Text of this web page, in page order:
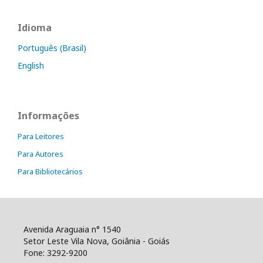
Idioma
Português (Brasil)
English
Informações
Para Leitores
Para Autores
Para Bibliotecários
Avenida Araguaia n° 1540
Setor Leste Vila Nova, Goiânia - Goiás
Fone: 3292-9200